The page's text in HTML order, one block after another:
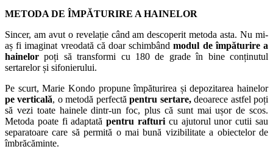
METODA DE ÎMPĂTURIRE A HAINELOR
Sincer, am avut o revelație când am descoperit metoda asta. Nu mi-
aș fi imaginat vreodată că doar schimbândmodul de împăturire a
hainelor poți să transformi cu 180 de grade în bine conținutul
sertarelor și sifonierului.
Pe scurt, Marie Kondo propune împăturirea și depozitarea hainelor
pe verticală, o metodă perfectăpentru sertare,deoarece astfel poți
să vezi toate hainele dintr-un foc, plus că sunt mai ușor de scos.
Metoda poate fi adaptatăpentru rafturi cu ajutorul unor cutii sau
separatoare care să permită o mai bună vizibilitate a obiectelor de
îmbrăcăminte.